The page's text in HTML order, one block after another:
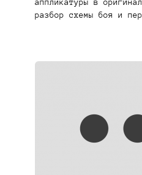
аппликатуры в
разбор схемы боя и